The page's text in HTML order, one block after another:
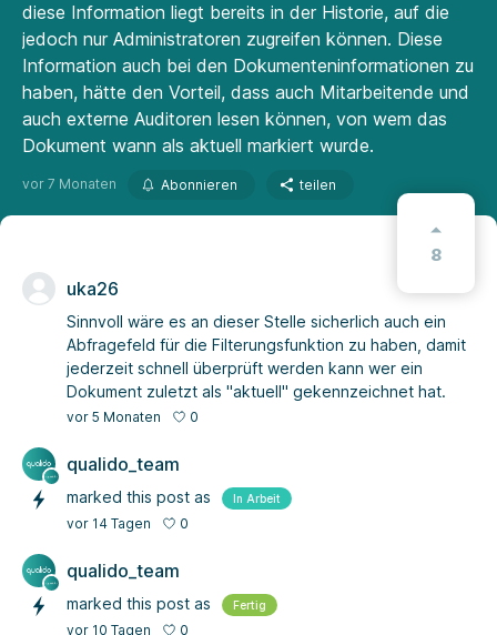
diese Information liegt bereits in der Historie, auf die
jedoch nur Administratoren zugreifen können. Diese
Information auch bei den Dokumenteninformationen zu
haben, hätte den Vorteil, dass auch Mitarbeitende und
auch externe Auditoren lesen können, von wem das
Dokument wann als aktuell markiert wurde.
vor 7 Monaten Abonnieren teilen
8
uka26
Sinnvoll wäre es an dieser Stelle sicherlich auch ein
Abfragefeld für die Filterungsfunktion zu haben, damit
jederzeit schnell überprüft werden kann wer ein
Dokument zuletzt als "aktuell" gekennzeichnet hat.
vor 5 Monaten 0
qualido_team
marked this post as In Arbeit
vor 14 Tagen 0
qualido_team
marked this post as Fertig
vor 10 Tagen 0